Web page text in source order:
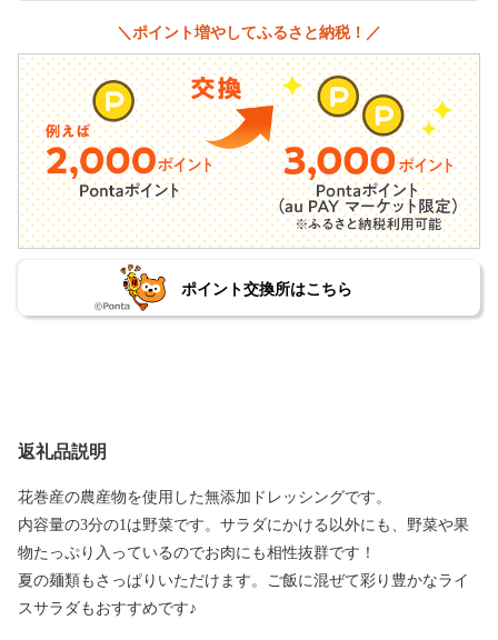
＼ポイント増やしてふるさと納税！／
ポイント交換所はこちら
返礼品説明
花巻産の農産物を使用した無添加ドレッシングです。
内容量の3分の1は野菜です。サラダにかける以外にも、野菜や果
物たっぷり入っているのでお肉にも相性抜群です！
夏の麺類もさっぱりいただけます。ご飯に混ぜて彩り豊かなライ
スサラダもおすすめです♪